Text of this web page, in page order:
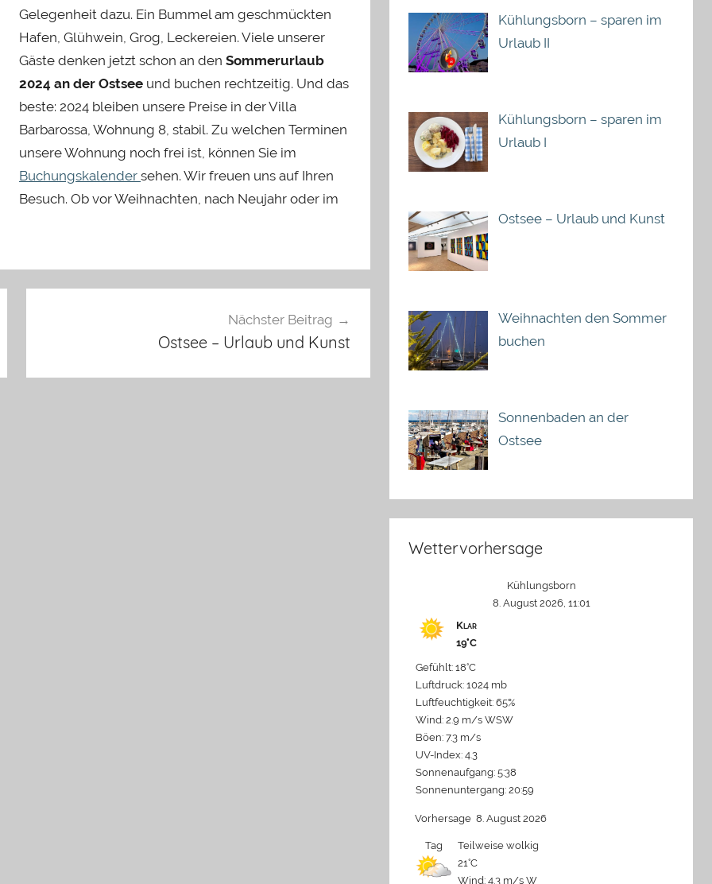
Gelegenheit dazu. Ein Bummel am geschmückten
Hafen, Glühwein, Grog, Leckereien. Viele unserer
Gäste denken jetzt schon an den Sommerurlaub
2024 an der Ostsee und buchen rechtzeitig. Und das
beste: 2024 bleiben unsere Preise in der Villa
Barbarossa, Wohnung 8, stabil. Zu welchen Terminen
unsere Wohnung noch frei ist, können Sie im
Buchungskalender sehen. Wir freuen uns auf Ihren
Besuch. Ob vor Weihnachten, nach Neujahr oder im
Nächster Beitrag
Ostsee – Urlaub und Kunst
Kühlungsborn – sparen im
Urlaub II
Kühlungsborn – sparen im
Urlaub I
Ostsee – Urlaub und Kunst
Weihnachten den Sommer
buchen
Sonnenbaden an der
Ostsee
Wettervorhersage
Kühlungsborn
8. August 2026, 11:01
Klar
19°C
Gefühlt: 18°C
Luftdruck: 1024 mb
Luftfeuchtigkeit: 65%
Wind: 2.9 m/s WSW
Böen: 7.3 m/s
UV-Index: 4.3
Sonnenaufgang: 5:38
Sonnenuntergang: 20:59
Vorhersage 8. August 2026
Tag
Teilweise wolkig
21°C
Wind: 4.3 m/s W